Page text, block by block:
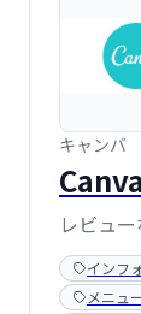
キャンバ
Canva
レビュ
インフ
メニュ